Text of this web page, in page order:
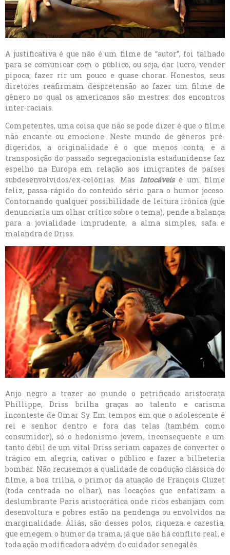
A justificativa é que não é um filme de “autor”, foi talhado
para se comunicar com o público, ou seja, dar lucro, vender
pipoca, fazer rir um pouco e quase chorar. Honestos, seus
diretores reafirmam despretensão ao fazer um filme de
gênero no qual os americanos são mestres: dos encontros
inter-raciais.
Competentes, uma coisa que não se pode dizer é que o filme
não encante ou emocione. Neste mundo de gêneros pré-
digeridos, a originalidade é o que menos conta, e a
transposição do passado segregacionista estadunidense faz
espelho na Europa em relação aos imigrantes de países
subdesenvolvidos/ex-colônias. Mas Intocáveis é um filme
feliz, passa rápido do conteúdo sério para o humor jocoso.
Contornando qualquer possibilidade de leitura irônica (que
denunciaria um olhar crítico sobre o tema), pende a balança
para a jovialidade imprudente, a alma simples, safa e
malandra de Driss.
Anjo negro a trazer ao mundo o petrificado aristocrata
Phillippe, Driss brilha graças ao talento e carisma
inconteste de Omar Sy. Em tempos em que o adolescente é
rei e senhor dentro e fora das telas (também como
consumidor), só o hedonismo jovem, inconsequente e um
tanto débil de um vital Driss seriam capazes de converter o
trágico em alegria, cativar o público e fazer a bilheteria
bombar. Não recusemos a qualidade de condução clássica do
filme, a boa trilha, o primor da atuação de François Cluzet
(toda centrada no olhar), nas locações que enfatizam a
deslumbrante Paris aristocrática onde ricos esbanjam com
desenvoltura e pobres estão na pendenga ou envolvidos na
marginalidade. Aliás, são desses polos, riqueza e carestia,
que emegem o humor da trama, já que não há conflito real, e
toda ação modificadora advém do cuidador senegalês.